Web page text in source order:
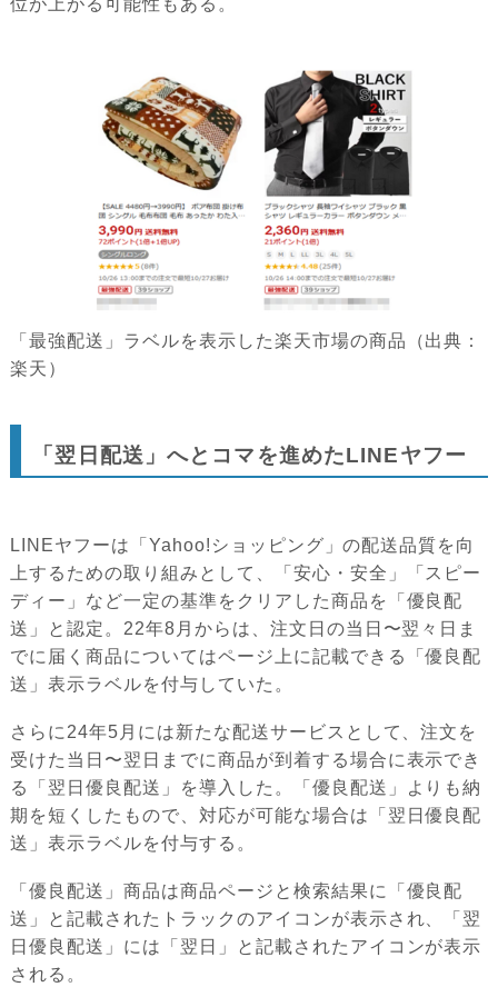
位が上がる可能性もある。
「最強配送」ラベルを表示した楽天市場の商品（出典：
楽天）
「翌日配送」へとコマを進めたLINEヤフー
LINEヤフーは「Yahoo!ショッピング」の配送品質を向
上するための取り組みとして、「安心・安全」「スピー
ディー」など一定の基準をクリアした商品を「優良配
送」と認定。22年8月からは、注文日の当日〜翌々日ま
でに届く商品についてはページ上に記載できる「優良配
送」表示ラベルを付与していた。
さらに24年5月には新たな配送サービスとして、注文を
受けた当日〜翌日までに商品が到着する場合に表示でき
る「翌日優良配送」を導入した。「優良配送」よりも納
期を短くしたもので、対応が可能な場合は「翌日優良配
送」表示ラベルを付与する。
「優良配送」商品は商品ページと検索結果に「優良配
送」と記載されたトラックのアイコンが表示され、「翌
日優良配送」には「翌日」と記載されたアイコンが表示
される。